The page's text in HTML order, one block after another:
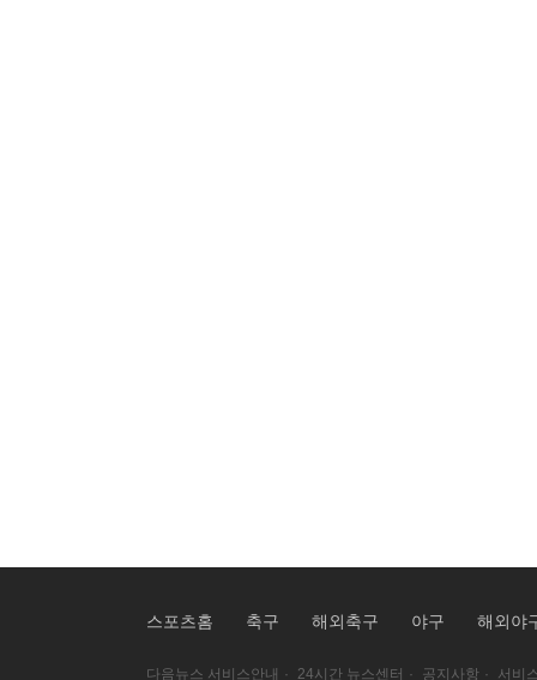
스포츠홈 축구 해외축구 야구 해외야
다음뉴스 서비스안내 · 24시간 뉴스센터 · 공지사항 · 서비